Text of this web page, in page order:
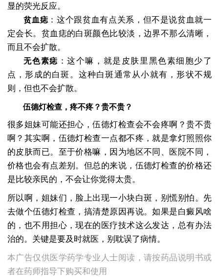
显的荧光反应。
贫血痣 ：这个跟贫血有点关系，但不是说贫血就一
定会长。贫血痣的白斑颜色比较淡，边界不那么清晰，
而且不会扩散。
无色素痣 ：这个嘛，就是皮肤里黑色素细胞少了
点，形成的白斑。这种白斑通常从小就有，形状不规
则，但也不会扩散。
伍德灯检查，疼不疼？贵不贵？
很多姐妹可能还担心，伍德灯检查会不会疼啊？贵不贵
啊？其实啊，伍德灯检查一点都不疼，就是拿灯照照你
的皮肤而已。至于价格嘛，因为地区不同、医院不同，
价格也会有点差别。但总的来说，伍德灯检查的价格还
是比较亲民的，不会让你觉得太贵。
所以啊，姐妹们，脸上出现一小块白斑，别慌别怕。先
去做个伍德灯检查，搞清楚原因再说。如果是白癜风啥
的，也不用担心，现在的医疗技术这么发达，总有办法
治的。关键是要及时就医，别耽误了病情。
本广告仅供医学药学专业人士阅读，请按药品说明书或
者在药师指导下购买和使用